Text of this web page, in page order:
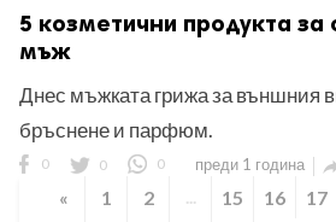
5 козметични продукта за
мъж
Днес мъжката грижа за външния
бръснене и парфюм.
0 0 0 преди 1 година
« 1 2 ... 15 16 17